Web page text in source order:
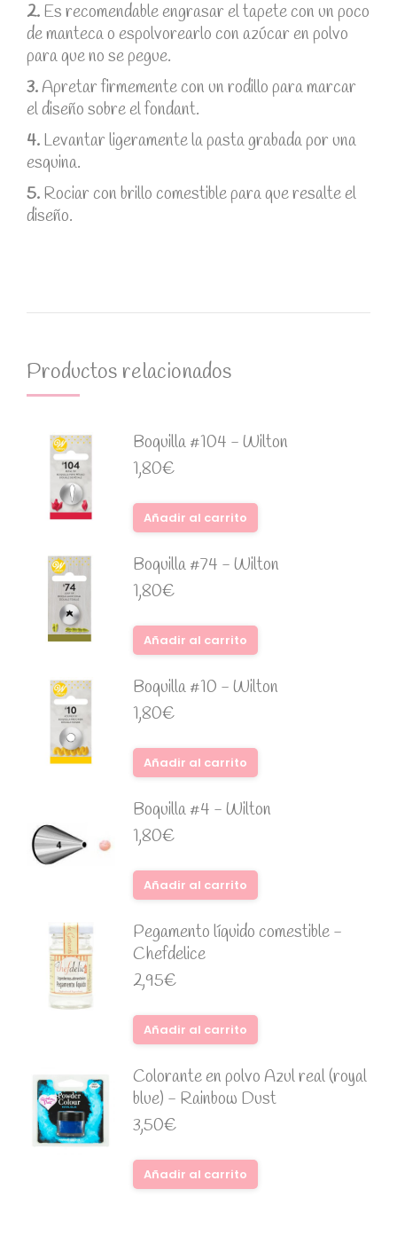
2.Es recomendable engrasar el tapete con un poco
de manteca o espolvorearlo con azúcar en polvo
para que no se pegue.
3.Apretar firmemente con un rodillo para marcar
el diseño sobre el fondant.
4.Levantar ligeramente la pasta grabada por una
esquina.
5.Rociar con brillo comestible para que resalte el
diseño.
Productos relacionados
Boquilla #104 - Wilton
1,80€
Añadir al carrito
Boquilla #74 - Wilton
1,80€
Añadir al carrito
Boquilla #10 - Wilton
1,80€
Añadir al carrito
Boquilla #4 - Wilton
1,80€
Añadir al carrito
Pegamento líquido comestible -
Chefdelice
2,95€
Añadir al carrito
Colorante en polvo Azul real (royal
blue) - Rainbow Dust
3,50€
Añadir al carrito